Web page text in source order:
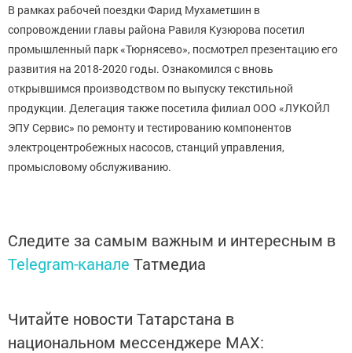
В рамках рабочей поездки Фарид Мухаметшин в
сопровождении главы района Равиля Кузюрова посетил
промышленный парк «Тюрнясево», посмотрел презентацию его
развития на 2018-2020 годы. Ознакомился с вновь
открывшимся производством по выпуску текстильной
продукции. Делегация также посетила филиал ООО «ЛУКОЙЛ
ЭПУ Сервис» по ремонту и тестированию компонентов
электроцентробежных насосов, станций управления,
промысловому обслуживанию.
Следите за самым важным и интересным в
Telegram-канале Татмедиа
Читайте новости Татарстана в
национальном мессенджере MАХ: